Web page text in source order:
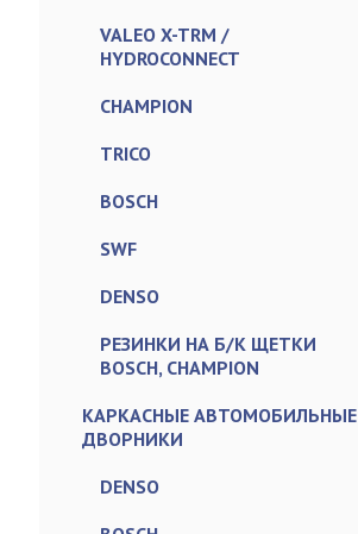
VALEO X-TRM /
HYDROCONNECT
CHAMPION
TRICO
BOSCH
SWF
DENSO
РЕЗИНКИ НА Б/К ЩЕТКИ
BOSCH, CHAMPION
КАРКАСНЫЕ АВТОМОБИЛЬНЫЕ
ДВОРНИКИ
DENSO